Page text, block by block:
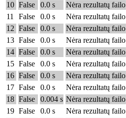
10 False 0.0 s
Nėra rezultatų failo
11
False 0.0 s
Nėra rezultatų failo
12 False 0.0 s
Nėra rezultatų failo
13 False 0.0 s
Nėra rezultatų failo
14 False 0.0 s
Nėra rezultatų failo
15 False 0.0 s
Nėra rezultatų failo
16 False 0.0 s
Nėra rezultatų failo
17 False 0.0 s
Nėra rezultatų failo
18 False 0.004 s Nėra rezultatų failo
19 False 0.0 s
Nėra rezultatų failo